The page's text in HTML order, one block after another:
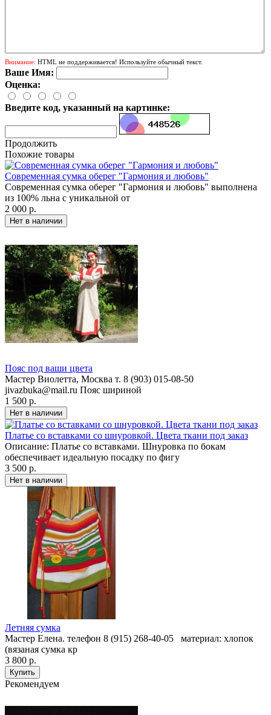
Внимание: HTML не поддерживается! Используйте обычный текст.
Ваше Имя:
Оценка:
Введите код, указанный на картинке:
Продолжить
Похожие товары
Современная сумка оберег "Гармония и любовь"
Современная сумка оберег "Гармония и любовь" выполнена
из 100% льна с уникальной от
2 000 р.
Пояс под ваши цвета
Мастер Виолетта, Москва т. 8 (903) 015-08-50
jivazbuka@mail.ru Пояс шириной
1 500 р.
Платье со вставками со шнуровкой. Цвета ткани под заказ
Описание: Платье со вставками. Шнуровка по бокам
обеспечивает идеальную посадку по фигу
3 500 р.
Летняя сумка
Мастер Елена. телефон 8 (915) 268-40-05 материал: хлопок
(вязаная сумка кр
3 800 р.
Рекомендуем